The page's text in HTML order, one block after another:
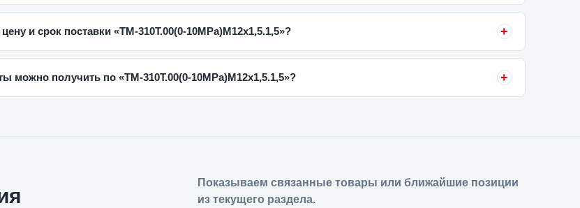
и срок поставки «ТМ-310Т.00(0-10MPa)M12x1,5.1,5»?
можно получить по «ТМ-310Т.00(0-10MPa)M12x1,5.1,5»?
Показываем связанные товары или ближайшие позиции
из текущего раздела.